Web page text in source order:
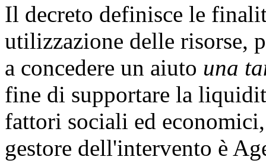
Il decreto definisce le
utilizzazione delle risorse,
a concedere un aiuto una
fine di supportare la
fattori sociali ed
gestore dell'intervento è